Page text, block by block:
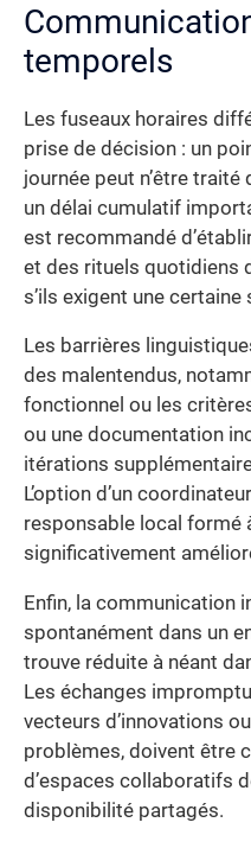
temporels
Les fuseaux horaires
prise de décision : un
journée peut n’être traité
un délai cumulatif
est recommandé
et des rituels quotidiens
s’ils exigent une
Les barrières
des malentendus,
fonctionnel ou les
ou une documentation
itérations
L’option d’un
responsable local formé
significativement
Enfin, la communication
spontanément dans un
trouve réduite à néant
Les échanges
vecteurs d’innovations
problèmes, doivent être
d’espaces collaboratifs
disponibilité partagés.